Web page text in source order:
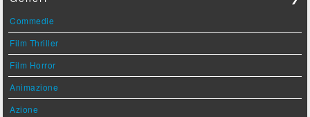
Commedie
Film Thriller
Film Horror
Animazione
Azione